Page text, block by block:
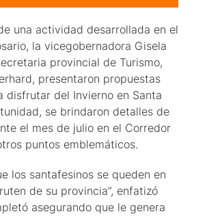
una actividad desarrollada en el
la vicegobernadora Gisela
provincial de Turismo,
presentaron propuestas
disfrutar del Invierno en Santa
se brindaron detalles de
el mes de julio en el Corredor
puntos emblemáticos.
los santafesinos se queden en
de su provincia”, enfatizó
asegurando que le genera